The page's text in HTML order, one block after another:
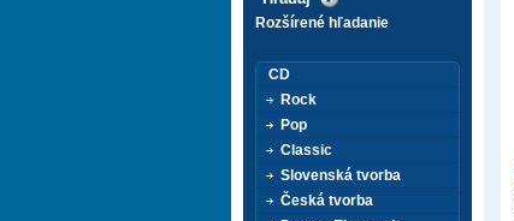
Rozšírené hľadanie
CD
Rock
Pop
Classic
Slovenská tvorba
Česká tvorba